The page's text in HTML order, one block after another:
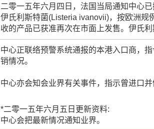
二零一五年六月四日，法国当局通知中心
伊氏利斯特菌(Listeria ivanovii)，按欧洲规
收的产品已获准再次在市面上发售。伊氏利
中心正联络预警系统通报的本港入口商，
销情况。
中心亦会知会业界有关事件，指示曾进口
*二零一五年六月五日更新资料:
中心会把最新情况通知业界。